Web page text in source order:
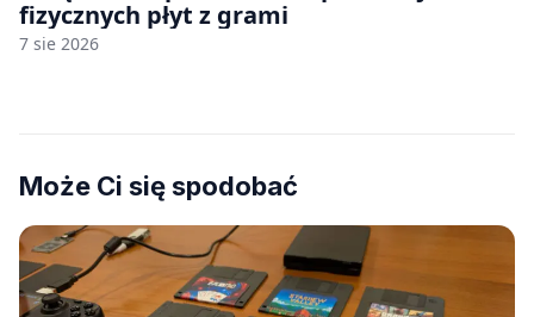
fizycznych płyt z grami
7 sie 2026
Może Ci się spodobać